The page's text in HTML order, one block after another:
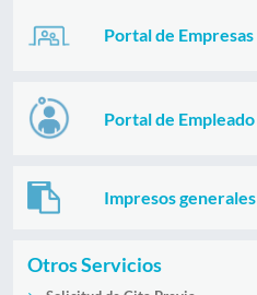
Portal de Empresas
Portal de Empleado
Impresos generales
Otros Servicios